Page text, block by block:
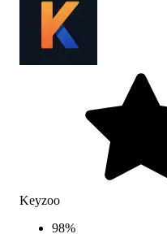
Keyzoo
98%